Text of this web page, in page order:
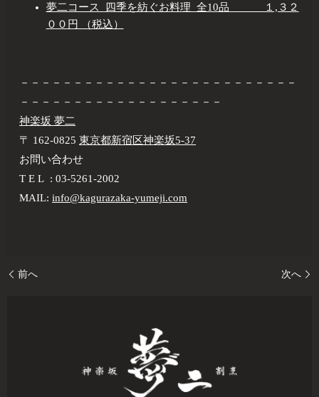
夢二コース 四季を紡ぐお料理 全10品 １,３２
００円 （税込）
－－－－－－－－－－－－－－－－－－－－－－－－－－
－－－－－－－－－－－－－－－－－－－
神楽坂 夢二
〒 162-0825東京都新宿区神楽坂5-37
お問い合わせ
T E L : 03-5261-2002
MAIL:info@kagurazaka-yumeji.com
前へ 次へ